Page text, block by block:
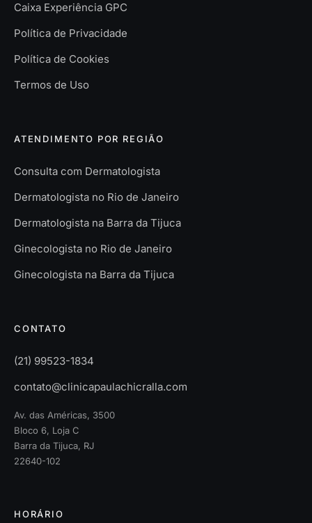
Caixa Experiência GPC
Política de Privacidade
Política de Cookies
Termos de Uso
ATENDIMENTO POR REGIÃO
Consulta com Dermatologista
Dermatologista no Rio de Janeiro
Dermatologista na Barra da Tijuca
Ginecologista no Rio de Janeiro
Ginecologista na Barra da Tijuca
CONTATO
(21) 99523-1834
contato@clinicapaulachicralla.com
Av. das Américas, 3500
Bloco 6, Loja C
Barra da Tijuca, RJ
22640-102
HORÁRIO